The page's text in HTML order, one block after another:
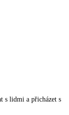
s lidmi a přicházet s